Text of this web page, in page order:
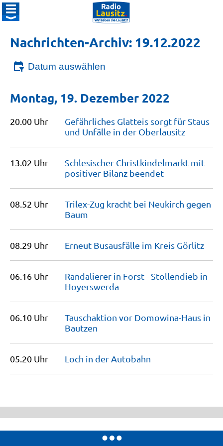
Nachrichten-Archiv: 19.12.2022
Datum auswählen
Montag, 19. Dezember 2022
20.00 Uhr
Gefährliches Glatteis sorgt für Staus
und Unfälle in der Oberlausitz
13.02 Uhr
Schlesischer Christkindelmarkt mit
positiver Bilanz beendet
08.52 Uhr
Trilex-Zug kracht bei Neukirch gegen
Baum
08.29 Uhr Erneut Busausfälle im Kreis Görlitz
06.16 Uhr
Randalierer in Forst - Stollendieb in
Hoyerswerda
06.10 Uhr
Tauschaktion vor Domowina-Haus in
Bautzen
05.20 Uhr Loch in der Autobahn